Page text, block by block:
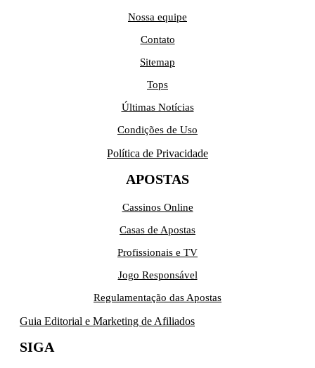
Nossa equipe
Contato
Sitemap
Tops
Últimas Notícias
Condições de Uso
Política de Privacidade
APOSTAS
Cassinos Online
Casas de Apostas
Profissionais e TV
Jogo Responsável
Regulamentação das Apostas
Guia Editorial e Marketing de Afiliados
SIGA